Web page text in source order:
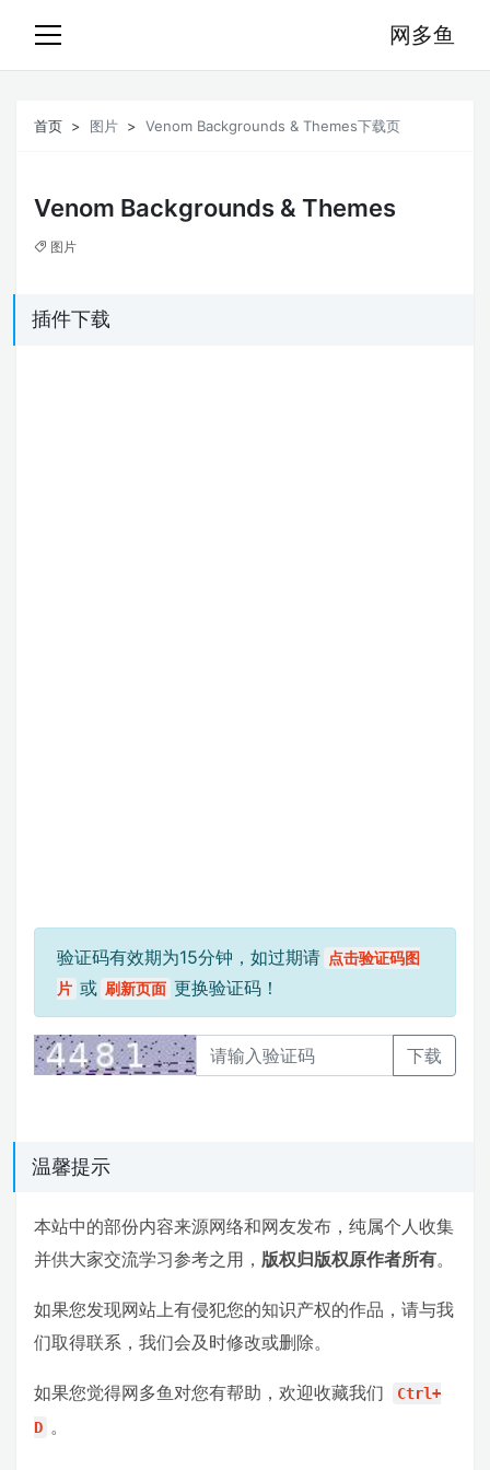
网多鱼
首页 图片 Venom Backgrounds & Themes下载页
Venom Backgrounds & Themes
图片
插件下载
验证码有效期为15分钟，如过期请 点击验证码图
片 或 刷新页面 更换验证码！
下载
温馨提示
本站中的部份内容来源网络和网友发布，纯属个人收集
并供大家交流学习参考之用， 版权归版权原作者所有。
如果您发现网站上有侵犯您的知识产权的作品，请与我
们取得联系，我们会及时修改或删除。
如果您觉得网多鱼对您有帮助，欢迎收藏我们
Ctrl+
D 。